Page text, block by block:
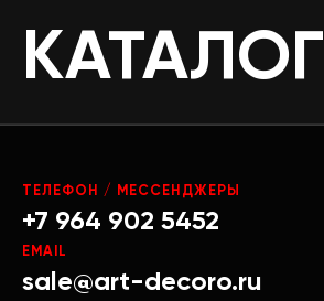
КАТАЛОГ
ТЕЛЕФОН / МЕССЕНДЖЕРЫ
+7 964 902 5452
EMAIL
sale@art-decoro.ru